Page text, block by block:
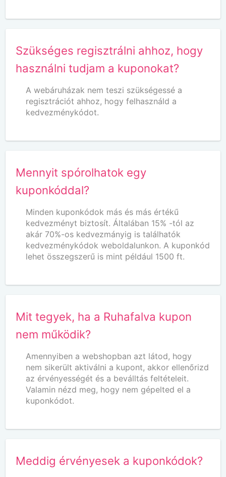
Szükséges regisztrálni ahhoz, hogy
használni tudjam a kuponokat?
A webáruházak nem teszi szükségessé a
regisztrációt ahhoz, hogy felhasználd a
kedvezménykódot.
Mennyit spórolhatok egy
kuponkóddal?
Minden kuponkódok más és más értékű
kedvezményt biztosít. Általában 15% -tól az
akár 70%-os kedvezmányig is találhatók
kedvezménykódok weboldalunkon. A kuponkód
lehet összegszerű is mint például 1500 ft.
Mit tegyek, ha a Ruhafalva kupon
nem működik?
Amennyiben a webshopban azt látod, hogy
nem sikerült aktiválni a kupont, akkor ellenőrizd
az érvényességét és a beválltás feltételeit.
Valamin nézd meg, hogy nem gépelted el a
kuponkódot.
Meddig érvényesek a kuponkódok?